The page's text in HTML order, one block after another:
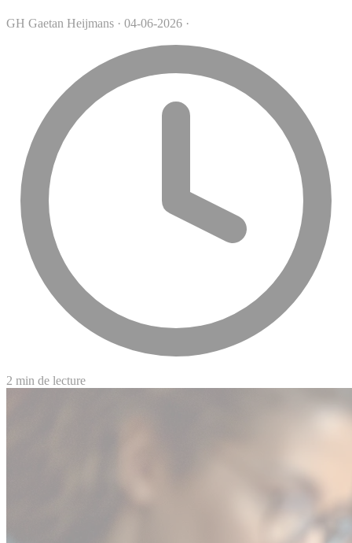
GH Gaetan Heijmans · 04-06-2026 ·
2 min de lecture